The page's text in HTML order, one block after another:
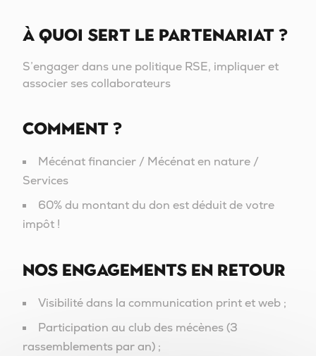
À quoi sert le Partenariat ?
S’engager dans une politique RSE, impliquer et
associer ses collaborateurs
COMMENT ?
Mécénat financier / Mécénat en nature /
Services
60% du montant du don est déduit de votre
impôt !
Nos engagements en retour
Visibilité dans la communication print et web ;
Participation au club des mécènes (3
rassemblements par an) ;